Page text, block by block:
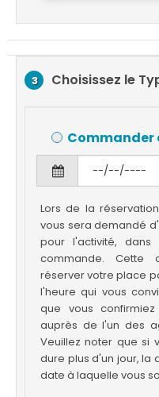
3 Choisissez le
Commander
Lors de la
vous sera demandé
pour l'activité,
commande. Cette
réserver votre place
l'heure qui vous
que vous
auprès de l'un des
Veuillez noter que si
dure plus d'un jour, la
date à laquelle vous